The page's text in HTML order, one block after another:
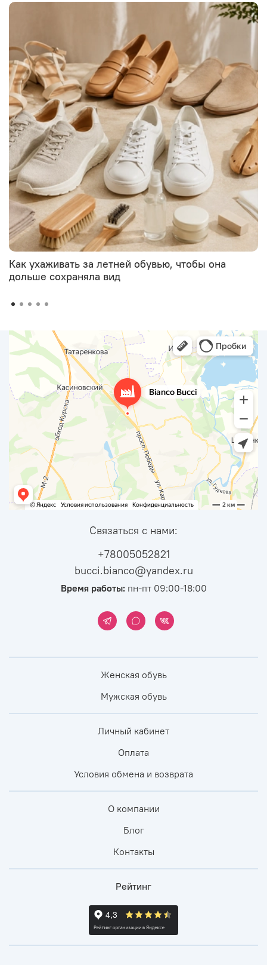
Как ухаживать за летней обувью, чтобы она
дольше сохраняла вид
Связаться с нами:
+78005052821
bucci.bianco@yandex.ru
Время работы:пн-пт 09:00-18:00
Женская обувь
Мужская обувь
Личный кабинет
Оплата
Условия обмена и возврата
О компании
Блог
Контакты
Рейтинг